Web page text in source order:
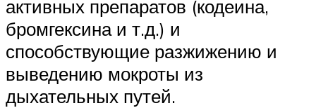
активных препаратов (кодеина,
бромгексина и т.д.) и
способствующие разжижению и
выведению мокроты из
дыхательных путей.